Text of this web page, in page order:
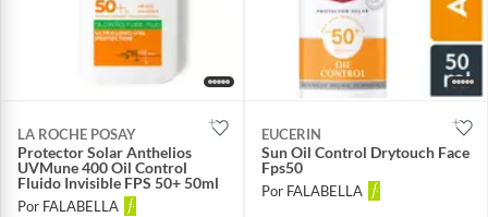
LA ROCHE POSAY
Protector Solar Anthelios
UVMune 400 Oil Control
Fluido Invisible FPS 50+ 50ml
Por FALABELLA
EUCERIN
Sun Oil Control Drytouch Face
Fps50
Por FALABELLA